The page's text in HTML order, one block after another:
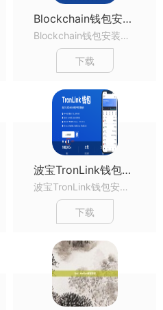
Blockchain钱包安装及使用教程
Blockchain钱包安装及使用教程Blockchain钱包安装及使用教程Blockchain钱包安装及使用教程...
下载
波宝TronLink钱包安装教程
波宝TronLink钱包安装教程波宝TronLink钱包安装教程波宝TronLink钱包安装教程...
下载